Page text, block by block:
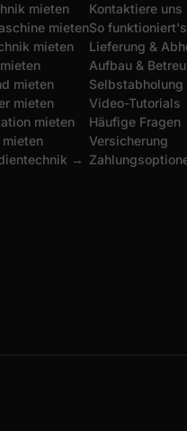
mieten
mieten
mieten
mieten
mieten
mieten
mieten
→
Kontaktiere uns
So funktioniert's
Lieferung &
Aufbau &
Selbstabholung
Video-Tutorials
Häufige Fragen
Versicherung